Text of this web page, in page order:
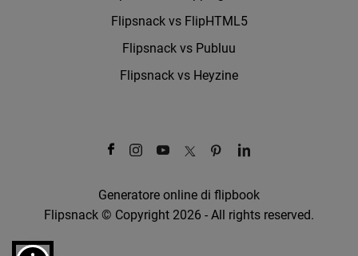
Flipsnack vs FlipHTML5
Flipsnack vs Publuu
Flipsnack vs Heyzine
Generatore online di flipbook
Flipsnack © Copyright 2026 - All rights reserved.